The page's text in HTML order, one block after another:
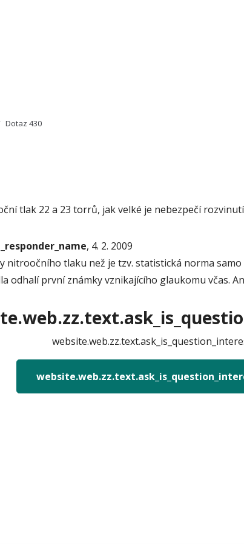
Dotaz 430
tlak 22 a 23 torrů, jak velké je nebezpečí
, 4. 2. 2009
nitroočního tlaku než je tzv. statistická norma
odhalí první známky vznikajícího glaukomu včas.